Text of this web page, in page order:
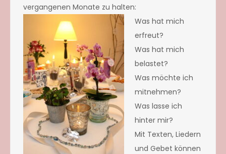
vergangenen Monate zu halten:
Was hat mich
erfreut?
Was hat mich
belastet?
Was möchte ich
mitnehmen?
Was lasse ich
hinter mir?
Mit Texten, Liedern
und Gebet können